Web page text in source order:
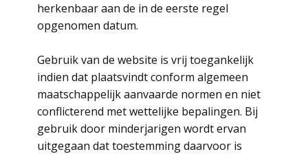
herkenbaar aan de in de eerste regel
opgenomen datum.
Gebruik van de website is vrij toegankelijk
indien dat plaatsvindt conform algemeen
maatschappelijk aanvaarde normen en niet
conflicterend met wettelijke bepalingen. Bij
gebruik door minderjarigen wordt ervan
uitgegaan dat toestemming daarvoor is